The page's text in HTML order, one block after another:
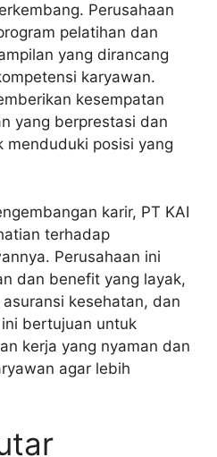
Perusahaan
pelatihan dan
yang dirancang
karyawan.
kesempatan
yang berprestasi dan
menduduki posisi yang
karir, PT KAI
terhadap
Perusahaan ini
dan benefit yang layak,
kesehatan, dan
bertujuan untuk
kerja yang nyaman dan
agar lebih